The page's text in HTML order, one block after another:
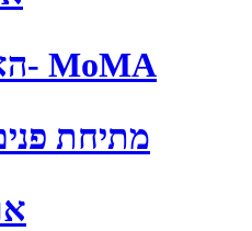
הארכיון הציוני ב- MoMA
מתיחת